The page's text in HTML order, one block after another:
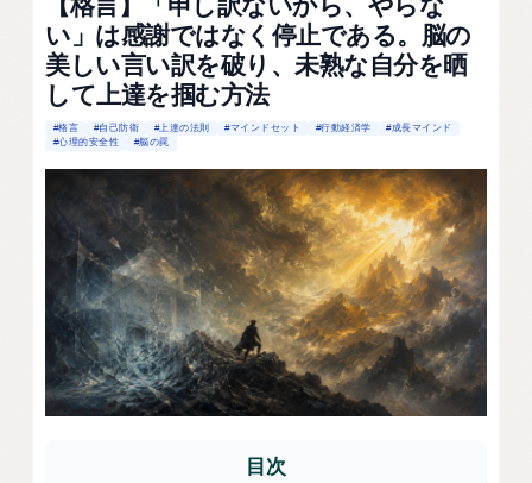
い」は感謝ではなく停止である。脳の
美しい言い訳を破り、未熟な自分を晒
して上達を掴む方法
#格言 #自己防衛 #上達の法則 #マインドセット #行動経済学
#成長マインド
#心理的安全性
#脳の罠
目次